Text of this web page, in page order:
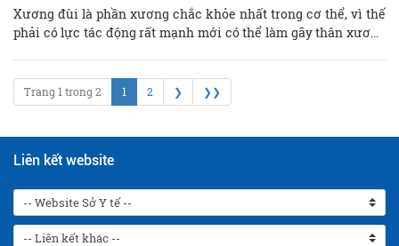
Xương đùi là phần xương chắc khỏe nhất trong cơ thể, vì thế
phải có lực tác động rất mạnh mới có thể làm gãy thân xương
Trang 1 trong 2 1 2 ❯ ❯❯
Liên kết website